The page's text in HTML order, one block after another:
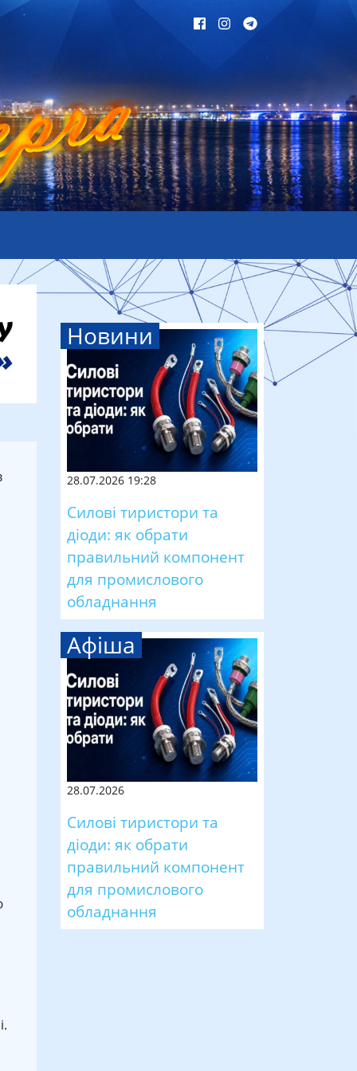
Новини
28.07.2026 19:28
Силові тиристори та
діоди: як обрати
правильний компонент
для промислового
обладнання
Афіша
28.07.2026
Силові тиристори та
діоди: як обрати
правильний компонент
для промислового
обладнання